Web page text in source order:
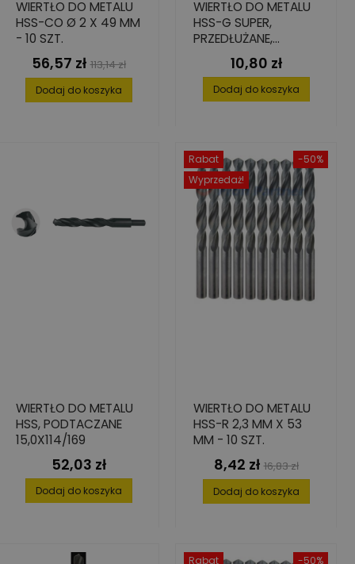
WIERTŁO DO METALU
HSS-CO Ø 2 X 49 MM
- 10 SZT.
Cena
56,57 zł Cena
podstawowa
113,14 zł
Dodaj do koszyka
WIERTŁO DO METALU
HSS-G SUPER,
PRZEDŁUŻANE,
4,5X82/126
Cena
10,80 zł
Dodaj do koszyka
WIERTŁO DO METALU
HSS, PODTACZANE
15,0X114/169
Cena
52,03 zł
Dodaj do koszyka
-50%
Rabat
Wyprzedaż!
WIERTŁO DO METALU
HSS-R 2,3 MM X 53
MM - 10 SZT.
Cena
8,42 zł Cena
podstawowa
16,83 zł
Dodaj do koszyka
-50%
Rabat